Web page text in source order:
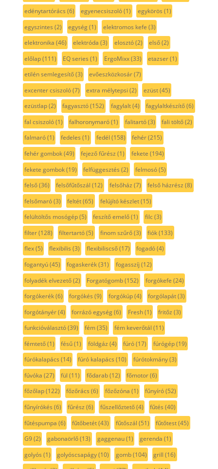
edénytartórács (6) egyenecsiszoló(1) egykörös (1)
egyszintes (2) egység(1) elektromos kefe (3)
elektronika (46) elektróda (3) elosztó(2) első(2)
előlap(111) EQ series (1) ErgoMixx(33) etazser(1)
etilén semlegesítő(3) evőeszközkosár(7)
excenter csiszoló(7) extra mélytepsi (2) ezüst(45)
ezüstlap(2) fagyasztó(152) fagylalt(4) fagylaltkészítő(6)
fal csiszoló(1) falhoronymaró(1) falitartó(3) fali töltő(2)
falmaró(1) fedeles (1) fedél (158) fehér(215)
fehér gombok(49) fejező fűrész (1) fekete (194)
fekete gombok(19) felfüggesztés (2) felmosó(5)
felső(36) felsőfűtőszál (12) felsőház (7) felső házrész (8)
felsőmaró(3) feltét(65) felújító készlet(15)
felültöltős mosógép(5) feszítő emelő(1) filc(3)
filter(128) filtertartó(5) finom szűrő(3) fiók(133)
flex(5) flexibilis (3) flexibiliscső(17) fogadó(4)
fogantyú(45) fogaskerék(31) fogasszíj (12)
folyadék elvezető(2) Forgatógomb(152) forgókefe (24)
forgókerék(6) forgókés (9) forgókúp(4) forgólapát(3)
forgótányér(4) forrázó egység(6) Fresh(1) fritőz (3)
funkcióválasztó(39) fém(35) fém keverőtál (11)
fémtető(1) fésű(1) földgáz (4) fúró(17) fúrógép(19)
fúrókalapács (14) fúró kalapács (10) fúrótokmány(3)
fúvóka (27) fül (11) fődarab(12) főmotor(6)
főzőlap(122) főzőrács (6) főzőzóna (1) fűnyíró(52)
fűnyírókés (6) fűrész (6) fűszellőztető(4) fűtés (40)
fűtéspumpa (6) fűtőbetét(43) fűtőszál (51) fűtőtest(45)
G9(2) gabonaörlő(13) gaggenau(1) gerenda (1)
golyós (1) golyóscsapágy(10) gomb(104) grill (16)